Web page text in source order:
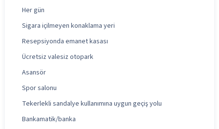
Her gün
Sigara içilmeyen konaklama yeri
Resepsiyonda emanet kasası
Ücretsiz valesiz otopark
Asansör
Spor salonu
Tekerlekli sandalye kullanımına uygun geçiş yolu
Bankamatik/banka